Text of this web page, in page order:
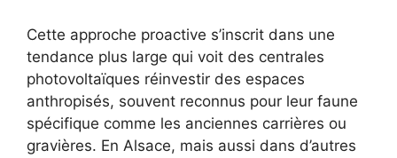
Cette approche proactive s’inscrit dans une
tendance plus large qui voit des centrales
photovoltaïques réinvestir des espaces
anthropisés, souvent reconnus pour leur faune
spécifique comme les anciennes carrières ou
gravières. En Alsace, mais aussi dans d’autres